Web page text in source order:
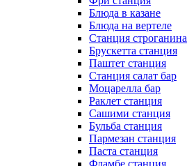
Блюда в казане
Блюда на вертеле
Станция строганина
Брускетта станция
Паштет станция
Станция салат бар
Моцарелла бар
Раклет станция
Сашими станция
Бульба станция
Пармезан станция
Паста станция
Фламбе станция